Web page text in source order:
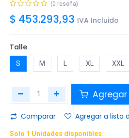
(0 reseña)
$ 453.293,93 IVA Incluido
Talle
S M XL XXL
Agregar
Comparar Agregar a lista
Solo 1 Unidades disponibles.